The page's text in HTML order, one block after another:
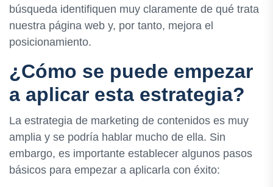
búsqueda identifiquen muy claramente de qué trata
nuestra página web y, por tanto, mejora el
posicionamiento.
¿Cómo se puede empezar
a aplicar esta estrategia?
La estrategia de marketing de contenidos es muy
amplia y se podría hablar mucho de ella. Sin
embargo, es importante establecer algunos pasos
básicos para empezar a aplicarla con éxito: